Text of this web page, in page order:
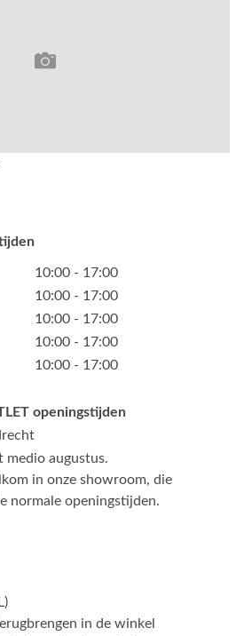
10:00 - 17:00
10:00 - 17:00
10:00 - 17:00
10:00 - 17:00
10:00 - 17:00
openingstijden
augustus.
in onze showroom, die
normale openingstijden.
in de winkel